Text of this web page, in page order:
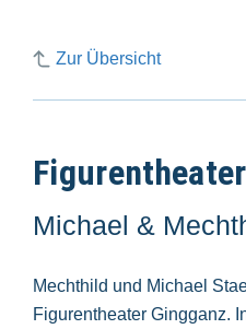
Zur Übersicht
Michael &
Mechthild und Michael
Figurentheater Gingganz.